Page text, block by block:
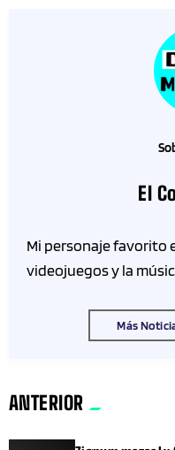
El
Mi personaje favorito
videojuegos y la
Más
ANTERIOR